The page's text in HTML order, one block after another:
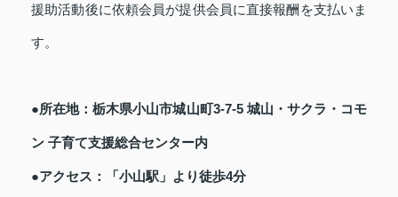
援助活動後に依頼会員が提供会員に直接報酬を支払いま
す。
●所在地：栃木県小山市城山町3-7-5 城山・サクラ・コモ
ン 子育て支援総合センター内
●アクセス：「小山駅」より徒歩4分